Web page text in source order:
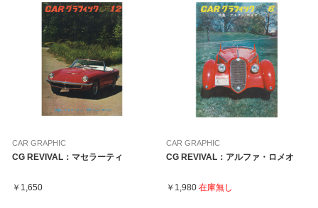
CAR GRAPHIC
CG REVIVAL：マセラーティ
￥1,650
CAR GRAPHIC
CG REVIVAL：アルファ・ロメオ
￥1,980 在庫無し